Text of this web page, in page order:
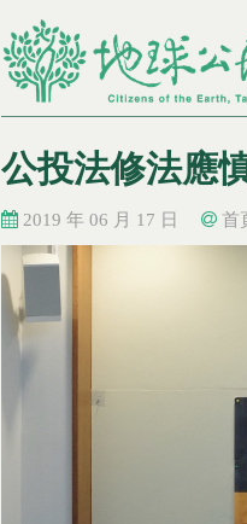
公投法修法應
2019 年 06 月 17 日
您在這裡
首
您在這裡